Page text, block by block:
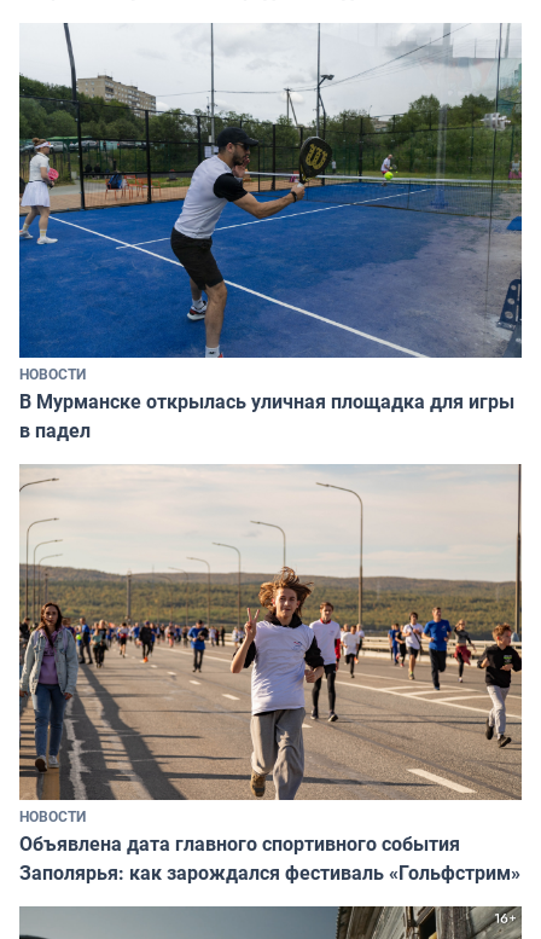
НОВОСТИ
В Мурманске открылась уличная площадка для игры
в падел
НОВОСТИ
Объявлена дата главного спортивного события
Заполярья: как зарождался фестиваль «Гольфстрим»